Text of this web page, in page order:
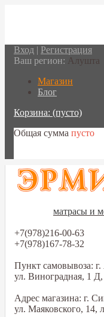
Вход | Регистрация
Ваш регион: Алушта
Магазин
Блог
Корзина: (пусто)
Общая сумма пусто
матрасы и
+7(978)216-00-63
+7(978)167-78-32
Пункт самовывоза:
ул. Виноградная, 1
Адрес магазина: г.
ул. Маяковского, 14,